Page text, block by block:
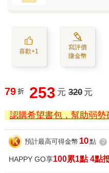
喜歡+1
寫評價
賺金幣
79 折 253 元 320 元
認購希望書包，幫助弱勢
預計最高可得金幣 10點 ?
HAPPY GO享100累1點 4點